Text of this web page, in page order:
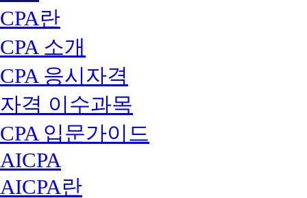
CPA란
CPA 소개
CPA 응시자격
자격 이수과목
CPA 입문가이드
AICPA
AICPA란